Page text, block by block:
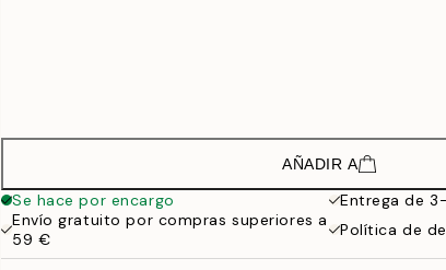
AÑADIR A
Se hace por encargo
Entrega de
Envío gratuito por compras superiores a
59 €
Política de